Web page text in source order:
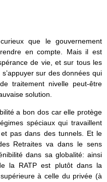
que le gouvernement
en compte. Mais il est
de vie, et sur tous les
sur des données qui
traitement nivelle peut-être
solution.
a bon dos car elle protège
spéciaux qui travaillent
pas dans des tunnels. Et le
Retraites va dans le sens
dans sa globalité: ainsi
la RATP est plutôt dans la
à celle du privée (à